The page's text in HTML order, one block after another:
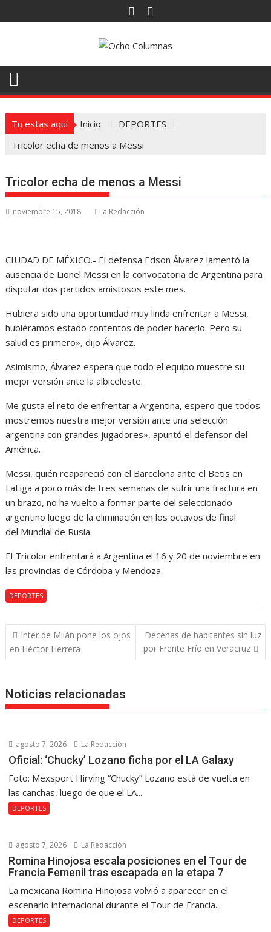
al
Tu estas aquí Inicio
DEPORTES
Tricolor echa de menos a Messi
Tricolor echa de menos a Messi
noviembre 15, 2018 La Redacción
CIUDAD DE MÉXICO.- El defensa Edson Álvarez lamentó la
ausencia de Lionel Messi en la convocatoria de Argentina para
disputar dos partidos amistosos este mes.
Hubiera sido una oportunidad muy linda enfrentar a Messi,
hubiéramos estado contentos de poder hacerlo. Pero su
salud es primero», dijo Álvarez.
Asimismo, Álvarez espera que todo el equipo muestre su
mejor versión ante la albiceleste.
Me gusta el reto de enfrentar a Argentina, espero que todos
mostremos nuestra mejor versión ante una selección
argentina con grandes jugadores», apuntó el defensor del
América.
Messi, quién reapareció con el Barcelona ante el Betis en
LaLiga a poco más de tres semanas de sufrir una fractura en
un brazo, no ha vuelto a formar parte del seleccionado
argentino luego de la eliminación en los octavos de final
del Mundial de Rusia.
El Tricolor enfrentará a Argentina el 16 y 20 de noviembre en
las provincias de Córdoba y Mendoza.
DEPORTES
Navegación
de
entradas
Inter de Milán pone los ojos
en Héctor Herrera
Decenas de habitantes sin luz
por Frente Frío en Veracruz
Noticias relacionadas
agosto 7, 2026 La Redacción
Oficial: ‘Chucky’ Lozano ficha por el LA Galaxy
Foto: Mexsport Hirving “Chucky” Lozano está de vuelta en
las canchas, luego de que el LA...
DEPORTES
agosto 7, 2026 La Redacción
Romina Hinojosa escala posiciones en el Tour de
Francia Femenil tras escapada en la etapa 7
La mexicana Romina Hinojosa volvió a aparecer en el
escenario internacional durante el Tour de Francia...
DEPORTES